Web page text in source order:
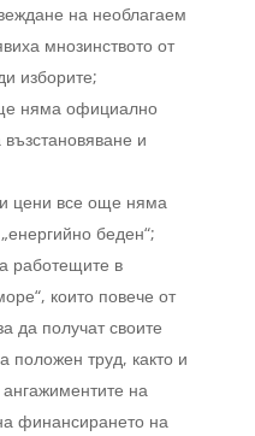
на необлагаем
мнозинството от
изборите;
няма официално
и
цени все още няма
беден“;
работещите в
които повече от
да получат своите
положен труд, както и
на
финансирането на